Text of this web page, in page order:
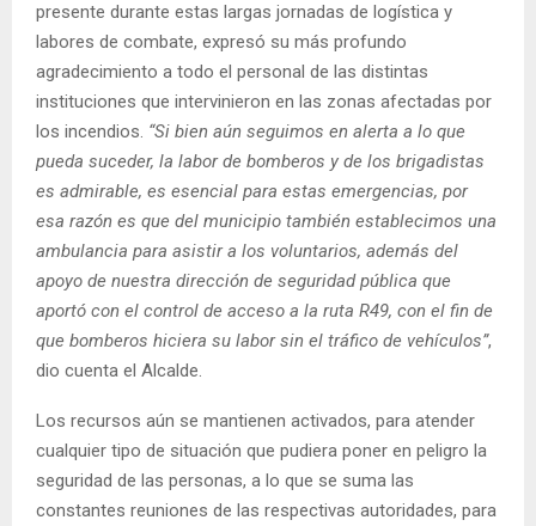
presente durante estas largas jornadas de logística y
labores de combate, expresó su más profundo
agradecimiento a todo el personal de las distintas
instituciones que intervinieron en las zonas afectadas por
los incendios. “Si bien aún seguimos en alerta a lo que
pueda suceder, la labor de bomberos y de los brigadistas
es admirable, es esencial para estas emergencias, por
esa razón es que del municipio también establecimos una
ambulancia para asistir a los voluntarios, además del
apoyo de nuestra dirección de seguridad pública que
aportó con el control de acceso a la ruta R49, con el fin de
que bomberos hiciera su labor sin el tráfico de vehículos”,
dio cuenta el Alcalde.
Los recursos aún se mantienen activados, para atender
cualquier tipo de situación que pudiera poner en peligro la
seguridad de las personas, a lo que se suma las
constantes reuniones de las respectivas autoridades, para